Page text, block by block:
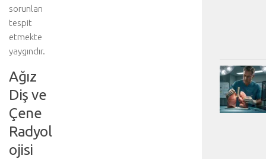
sorunları
tespit
etmekte
yaygındır.
Ağız
Diş ve
Çene
Radyol
ojisi